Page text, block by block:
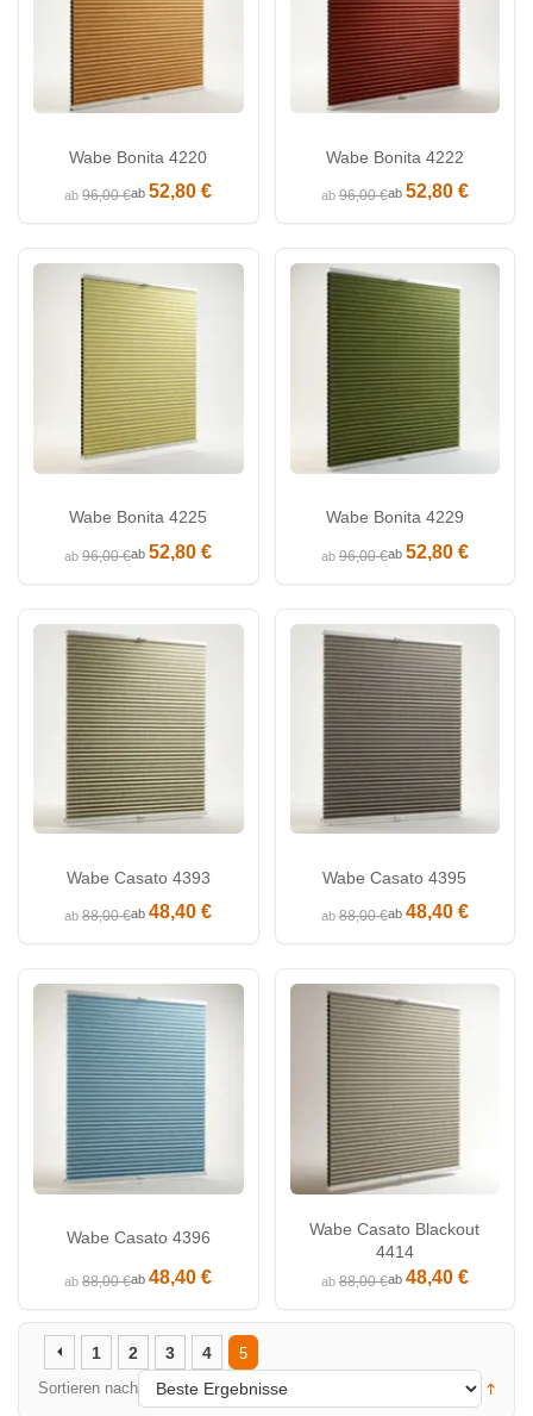
Wabe Bonita 4220
ab96,00 €ab52,80 €
Wabe Bonita 4222
ab96,00 €ab 52,80 €
Wabe Bonita 4225
ab96,00 €ab52,80 €
Wabe Bonita 4229
ab96,00 €ab 52,80 €
Wabe Casato 4393
ab88,00 €ab48,40 €
Wabe Casato 4395
ab88,00 €ab 48,40 €
Wabe Casato 4396
ab88,00 €ab48,40 €
Wabe Casato Blackout
4414
ab88,00 €ab 48,40 €
Sortieren nach
1 2 3 4 5